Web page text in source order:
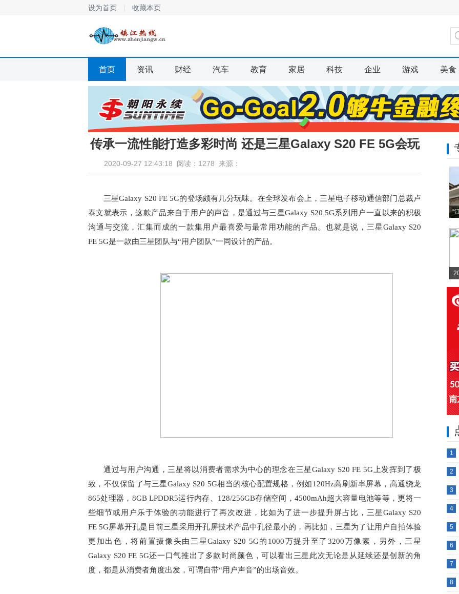
设为首页 收藏本页
首页 资讯 财经 汽车 教育 家居 科技 企业 游戏 美食
传承一流性能打造多彩时尚 还是三星Galaxy S20 FE 5G会玩
2020-09-27 12:43:18 阅读：1278 来源：
三星Galaxy S20 FE 5G的登场颇有几分玩味。在全球发布会上，三星电子移动通信部门总裁卢
泰文就表示，这款产品来自于用户的声音，是通过与三星Galaxy S20 5G系列用户一直以来的积极
沟通与交流，汇集而成的一款集用户最喜爱与最常用功能的产品。也就是说，三星Galaxy S20
FE 5G是一款由三星团队与“用户团队”一同设计的产品。
通过与用户沟通，三星将以消费者需求为中心的理念在三星Galaxy S20 FE 5G上发挥到了极
致，不仅保留了与三星Galaxy S20 5G相当的核心配置规格，例如120Hz高刷新率屏幕，高通骁龙
865处理器，8GB LPDDR5运行内存、128/256GB存储空间，4500mAh超大容量电池等等，更将一
些细节或用户乐于体验的功能进行了再次改进，比如为了进一步提升屏占比，三星Galaxy S20
FE 5G屏幕开孔是目前三星采用开孔屏技术产品中孔径最小的，再比如，三星为了让用户自拍体验
更加出色，将前置摄像头由三星Galaxy S20 5G的1000万提升至了3200万像素，另外，三星
Galaxy S20 FE 5G还一口气推出了多款时尚颜色，可以看出三星此次无论是从延续还是创新的角
度，都是从消费者角度出发，可谓自带“用户声音”的出场音效。
“
1
2
3
4
5
6
7
8